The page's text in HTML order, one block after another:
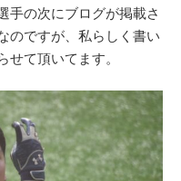
手の次にブログが掲載さ
のですが、私らしく書い
せて頂いてます。